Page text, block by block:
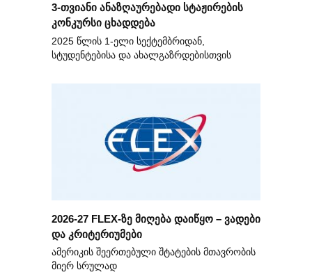
3-თვიანი ანაზღაურებადი სტაჟირების
კონკურსი ცხადდება
2025 წლის 1-ელი სექტემბრიდან,
სტუდენტებისა და ახალგაზრდებისთვის
2026-27 FLEX-ზე მიღება დაიწყო – ვადები
და კრიტერიუმები
ამერიკის შეერთებული შტატების მთავრობის
მიერ სრულად